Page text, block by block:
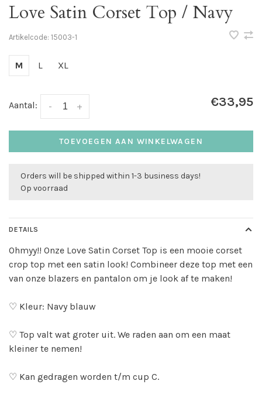
Love Satin Corset Top / Navy
Artikelcode: 15003-1
M L XL
Aantal: +
- €33,95
TOEVOEGEN AAN WINKELWAGEN
Orders will be shipped within 1-3 business days!
Op voorraad
DETAILS
Ohmyy!! Onze Love Satin Corset Top is een mooie corset
crop top met een satin look! Combineer deze top met een
van onze blazers en pantalon om je look af te maken!
♡ Kleur: Navy blauw
♡ Top valt wat groter uit. We raden aan om een maat
kleiner te nemen!
♡ Kan gedragen worden t/m cup C.